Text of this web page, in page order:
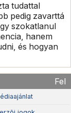
tudattal
pedig zavarttá
szokatlanul
hanem
és hogyan
Fel